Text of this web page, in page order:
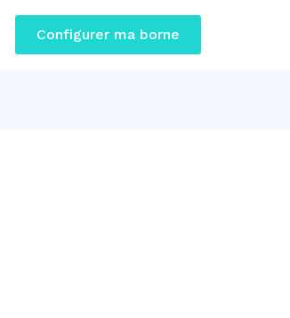
Configurer ma borne